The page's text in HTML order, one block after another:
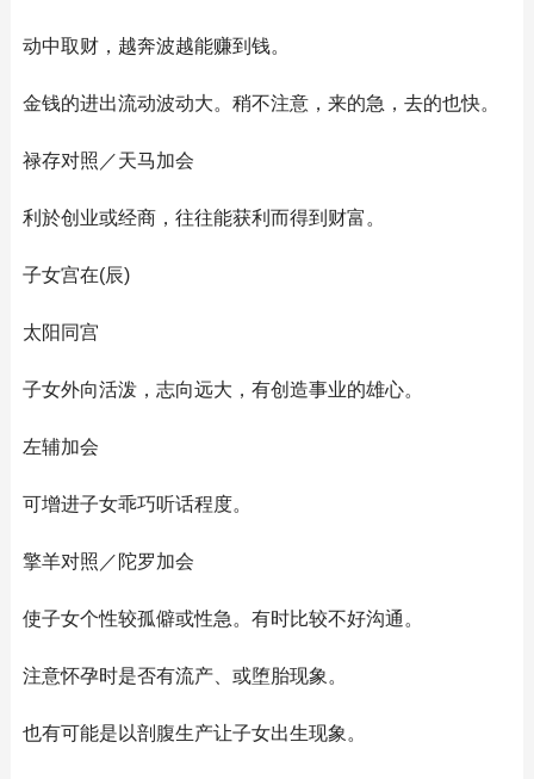
动中取财，越奔波越能赚到钱。
金钱的进出流动波动大。稍不注意，来的急，去的也快。
禄存对照／天马加会
利於创业或经商，往往能获利而得到财富。
子女宫在(辰)
太阳同宫
子女外向活泼，志向远大，有创造事业的雄心。
左辅加会
可增进子女乖巧听话程度。
擎羊对照／陀罗加会
使子女个性较孤僻或性急。有时比较不好沟通。
注意怀孕时是否有流产、或堕胎现象。
也有可能是以剖腹生产让子女出生现象。